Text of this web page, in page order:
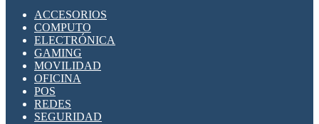
SUPRESOR DE TRANSIENTES SPDS PARA
APLICACIONES FOTOVOLTAICAS
ACCESORIOS
COMPUTO
ELECTRÓNICA
GAMING
MOVILIDAD
OFICINA
POS
REDES
SEGURIDAD